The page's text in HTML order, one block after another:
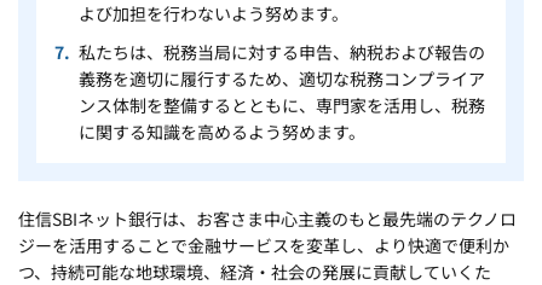
よび加担を行わないよう努めます。
私たちは、税務当局に対する申告、納税および報告の
義務を適切に履行するため、適切な税務コンプライア
ンス体制を整備するとともに、専門家を活用し、税務
に関する知識を高めるよう努めます。
住信SBIネット銀行は、お客さま中心主義のもと最先端のテクノロ
ジーを活用することで金融サービスを変革し、より快適で便利か
つ、持続可能な地球環境、経済・社会の発展に貢献していくた